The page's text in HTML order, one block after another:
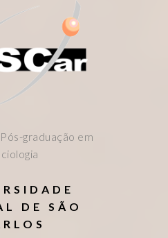
graduação em
DE SÃO